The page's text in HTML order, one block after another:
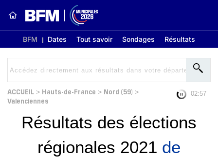
BFM Dates Tout savoir Sondages Résultats
ACCUEIL > Hauts-de-France > Nord (59) >
Valenciennes
02:56
Résultats des élections
régionales 2021 de